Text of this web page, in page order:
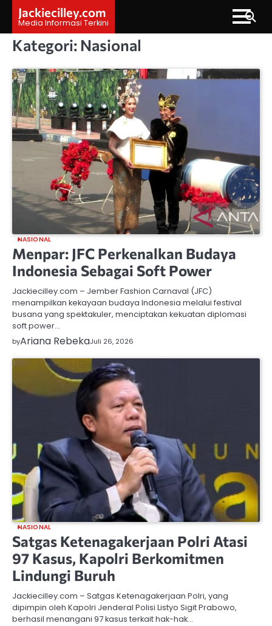
content
Jackiecilley.com
Media Informasi Terkini
Kategori: Nasional
NASIONAL
Menpar: JFC Perkenalkan Budaya
Indonesia Sebagai Soft Power
Jackiecilley.com – Jember Fashion Carnaval (JFC)
menampilkan kekayaan budaya Indonesia melalui festival
busana yang spektakuler, menciptakan kekuatan diplomasi
soft power…
byAriana RebekaJuli 26, 2026
NASIONAL
Satgas Ketenagakerjaan Polri Atasi
97 Kasus, Kapolri Berkomitmen
Lindungi Buruh
Jackiecilley.com – Satgas Ketenagakerjaan Polri, yang
dipimpin oleh Kapolri Jenderal Polisi Listyo Sigit Prabowo,
berhasil menangani 97 kasus terkait hak-hak…